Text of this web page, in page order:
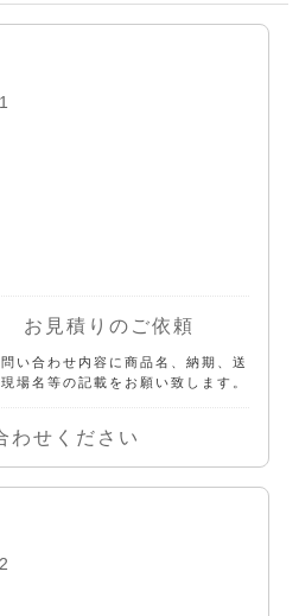
お見積りのご依頼
い合わせ内容に商品名、納期、送
場名等の記載をお願い致します。
わせください